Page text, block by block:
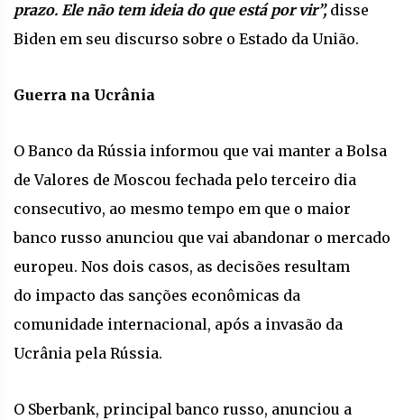
prazo. Ele não tem ideia do que está por vir”, disse
Biden em seu discurso sobre o Estado da União.
Guerra na Ucrânia
O Banco da Rússia informou que vai manter a Bolsa
de Valores de Moscou fechada pelo terceiro dia
consecutivo, ao mesmo tempo em que o maior
banco russo anunciou que vai abandonar o mercado
europeu. Nos dois casos, as decisões resultam
do impacto das sanções econômicas da
comunidade internacional, após a invasão da
Ucrânia pela Rússia.
O Sberbank, principal banco russo, anunciou a